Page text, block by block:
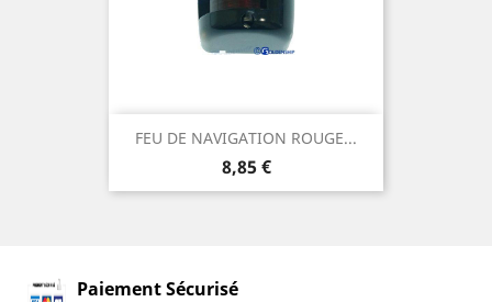
FEU DE NAVIGATION ROUGE...
Prix
8,85 €
Paiement Sécurisé